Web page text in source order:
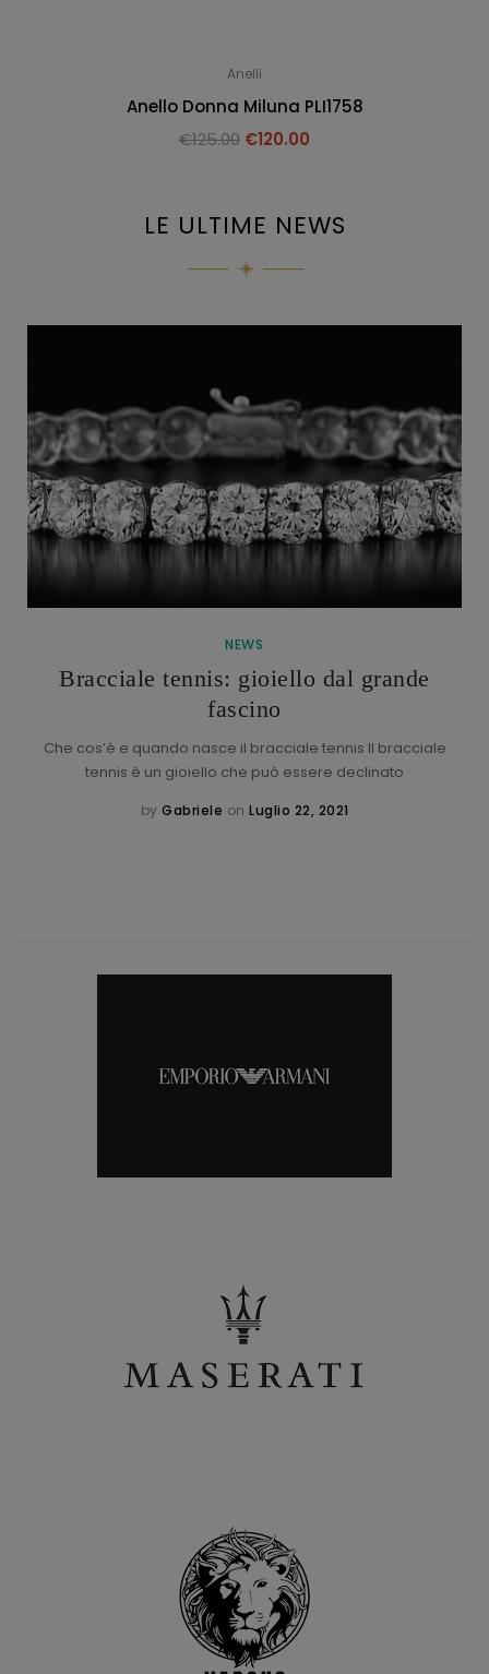
Anelli
Anello Donna Miluna PLI1758
€125.00 €120.00
LE ULTIME NEWS
NEWS
Bracciale tennis: gioiello dal grande
fascino
Che cos’è e quando nasce il bracciale tennis Il bracciale
tennis è un gioiello che può essere declinato
by Gabriele on Luglio 22, 2021